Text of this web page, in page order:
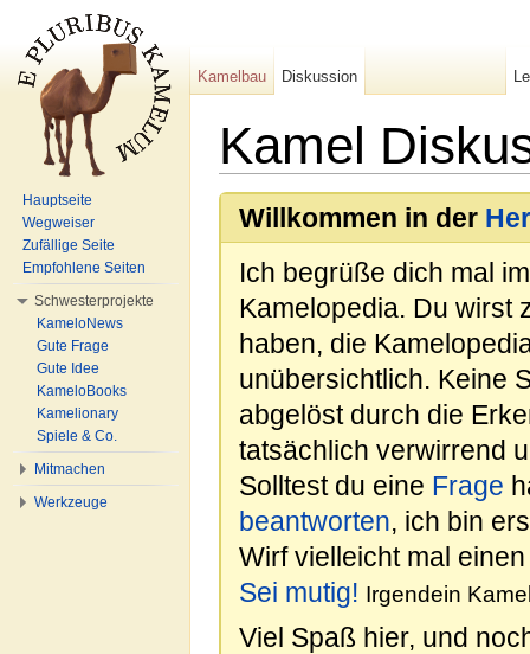
Kamel
Willkommen in der
Ich begrüße dich mal
Kamelopedia. Du wirst
haben, die
unübersichtlich. Keine
abgelöst durch die
tatsächlich verwirrend
Solltest du eine Frage
beantworten, ich bin
Wirf vielleicht mal
Sei mutig! Irgendein
Viel Spaß hier, und
Kamelbau Diskussion
Hauptseite
Wegweiser
Zufällige Seite
Empfohlene Seiten
Schwesterprojekte
KameloNews
Gute Frage
Gute Idee
KameloBooks
Kamelionary
Spiele & Co.
Mitmachen
Werkzeuge